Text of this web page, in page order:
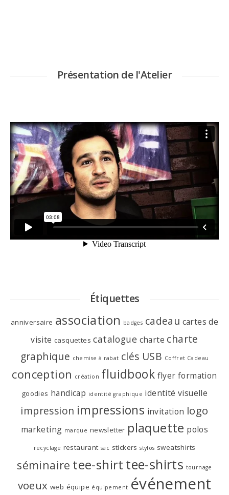
Présentation de l'Atelier
Étiquettes
anniversaire association badges cadeau cartes de
visite casquettes catalogue charte charte
graphique chemise à rabat clés USB Coffret Cadeau
conception création fluidbook flyer formation
goodies handicap identité graphique identité visuelle
impression impressions invitation logo
marketing marque newsletter plaquette polos
recyclage restaurant sac stickers stylos sweatshirts
séminaire tee-shirt tee-shirts tournage
voeux web équipe équipement événement